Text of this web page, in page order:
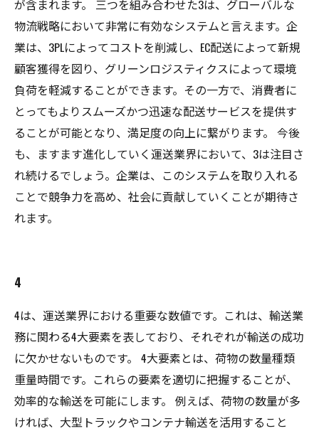
が含まれます。 三つを組み合わせた3は、グローバルな
物流戦略において非常に有効なシステムと言えます。企
業は、3PLによってコストを削減し、EC配送によって新規
顧客獲得を図り、グリーンロジスティクスによって環境
負荷を軽減することができます。その一方で、消費者に
とってもよりスムーズかつ迅速な配送サービスを提供す
ることが可能となり、満足度の向上に繋がります。 今後
も、ますます進化していく運送業界において、3は注目さ
れ続けるでしょう。企業は、このシステムを取り入れる
ことで競争力を高め、社会に貢献していくことが期待さ
れます。
4
4は、運送業界における重要な数値です。これは、輸送業
務に関わる4大要素を表しており、それぞれが輸送の成功
に欠かせないものです。 4大要素とは、荷物の数量種類
重量時間です。これらの要素を適切に把握することが、
効率的な輸送を可能にします。 例えば、荷物の数量が多
ければ、大型トラックやコンテナ輸送を活用すること